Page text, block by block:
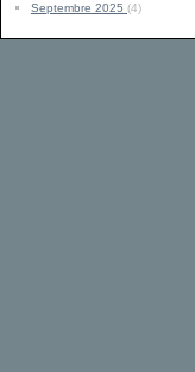
Septembre 2025 (4)